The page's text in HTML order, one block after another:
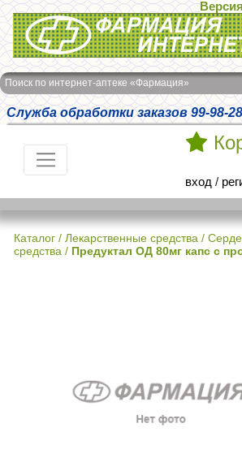
Интернет-аптека Фармация
Поиск по интернет-аптеке «Фармация»
Служба обработки заказов 99-98-28
вход /
Каталог / Лекарственные средства /
средства / Предуктал ОД 80мг капс с